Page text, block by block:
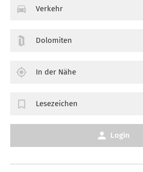
Verkehr
Dolomiten
In der Nähe
Lesezeichen
Login